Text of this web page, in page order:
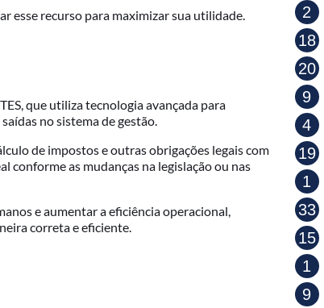
esse recurso para maximizar sua utilidade.
que utiliza tecnologia avançada para
no sistema de gestão.
de impostos e outras obrigações legais com
conforme as mudanças na legislação ou nas
e aumentar a eficiência operacional,
correta e eficiente.
2
18
20
9
4
19
1
33
15
1
9